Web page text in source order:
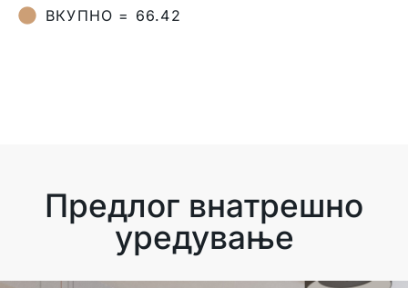
ВКУПНО = 66.42
Предлог внатрешно
уредување